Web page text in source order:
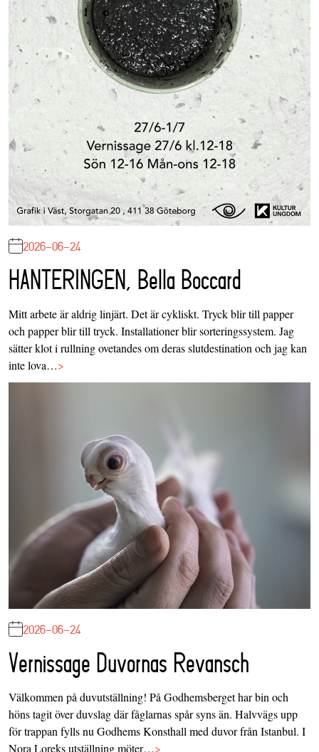
2026-06-24
HANTERINGEN, Bella Boccard
Mitt arbete är aldrig linjärt. Det är cykliskt. Tryck blir till papper
och papper blir till tryck. Installationer blir sorteringssystem. Jag
sätter klot i rullning ovetandes om deras slutdestination och jag kan
inte lova…>
2026-06-24
Vernissage Duvornas Revansch
Välkommen på duvutställning! På Godhemsberget har bin och
höns tagit över duvslag där fåglarnas spår syns än. Halvvägs upp
för trappan fylls nu Godhems Konsthall med duvor från Istanbul. I
Nora Loreks utställning möter…>